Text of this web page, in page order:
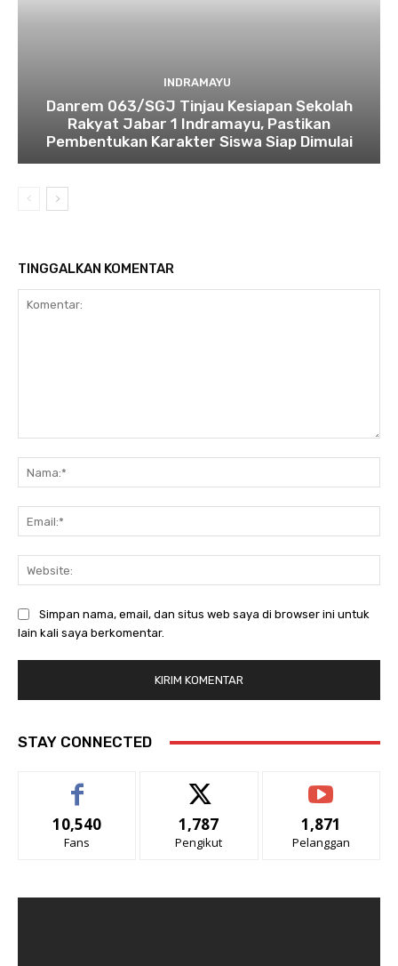
INDRAMAYU
Danrem 063/SGJ Tinjau Kesiapan Sekolah
Rakyat Jabar 1 Indramayu, Pastikan
Pembentukan Karakter Siswa Siap Dimulai
TINGGALKAN KOMENTAR
Simpan nama, email, dan situs web saya di browser ini untuk
lain kali saya berkomentar.
STAY CONNECTED
10,540
Fans
1,787
Pengikut
1,871
Pelanggan